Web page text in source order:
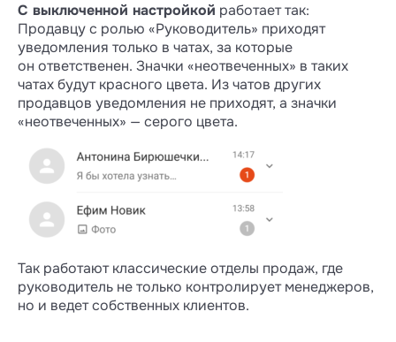
С выключенной настройкой работает так:
Продавцу с ролью «Руководитель» приходят
уведомления только в чатах, за которые
он ответственен. Значки «неотвеченных» в таких
чатах будут красного цвета. Из чатов других
продавцов уведомления не приходят, а значки
«неотвеченных» — серого цвета.
Так работают классические отделы продаж, где
руководитель не только контролирует менеджеров,
но и ведет собственных клиентов.